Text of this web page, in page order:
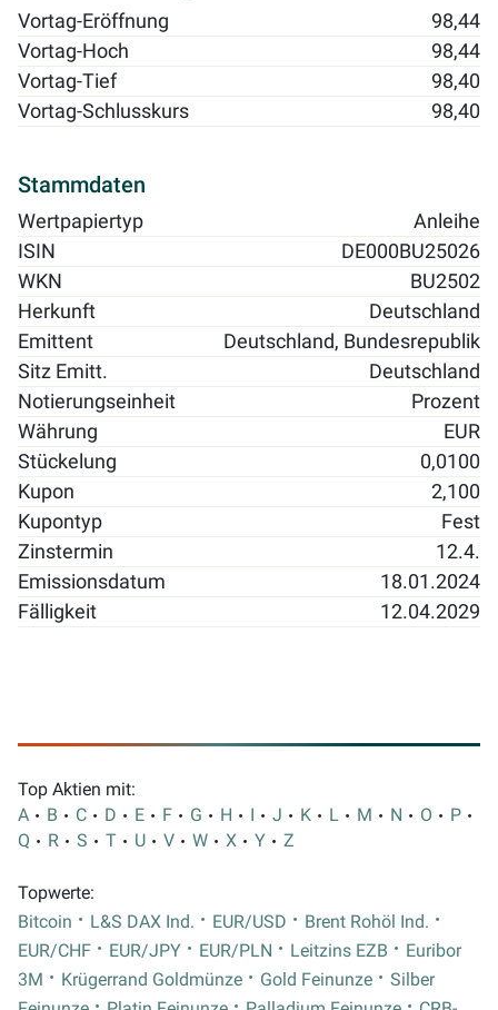
Vortag-Eröffnung
98,44
Vortag-Hoch
98,44
Vortag-Tief
98,40
Vortag-Schlusskurs
98,40
Stammdaten
Wertpapiertyp
Anleihe
ISIN
DE000BU25026
WKN
BU2502
Herkunft
Deutschland
Emittent
Deutschland, Bundesrepublik
Sitz Emitt.
Deutschland
Notierungseinheit
Prozent
Währung
EUR
Stückelung
0,0100
Kupon
2,100
Kupontyp
Fest
Zinstermin
12.4.
Emissionsdatum
18.01.2024
Fälligkeit
12.04.2029
Top Aktien mit:
A
B C D E F G H I J K L M N O
P
Q
R S T U V W X Y Z
Topwerte:
Bitcoin
L&S DAX Ind. EUR/USD
Brent Rohöl Ind.
EUR/CHF
EUR/JPY EUR/PLN Leitzins EZB
Euribor
3M
Krügerrand Goldmünze Gold Feinunze
Silber